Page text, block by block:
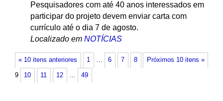
Pesquisadores com até 40 anos interessados em
participar do projeto devem enviar carta com
currículo até o dia 7 de agosto.
Localizado em NOTÍCIAS
« 10 itens anteriores Próximos 10 itens »
1 … 6 7 8
9 10 11 12 … 49